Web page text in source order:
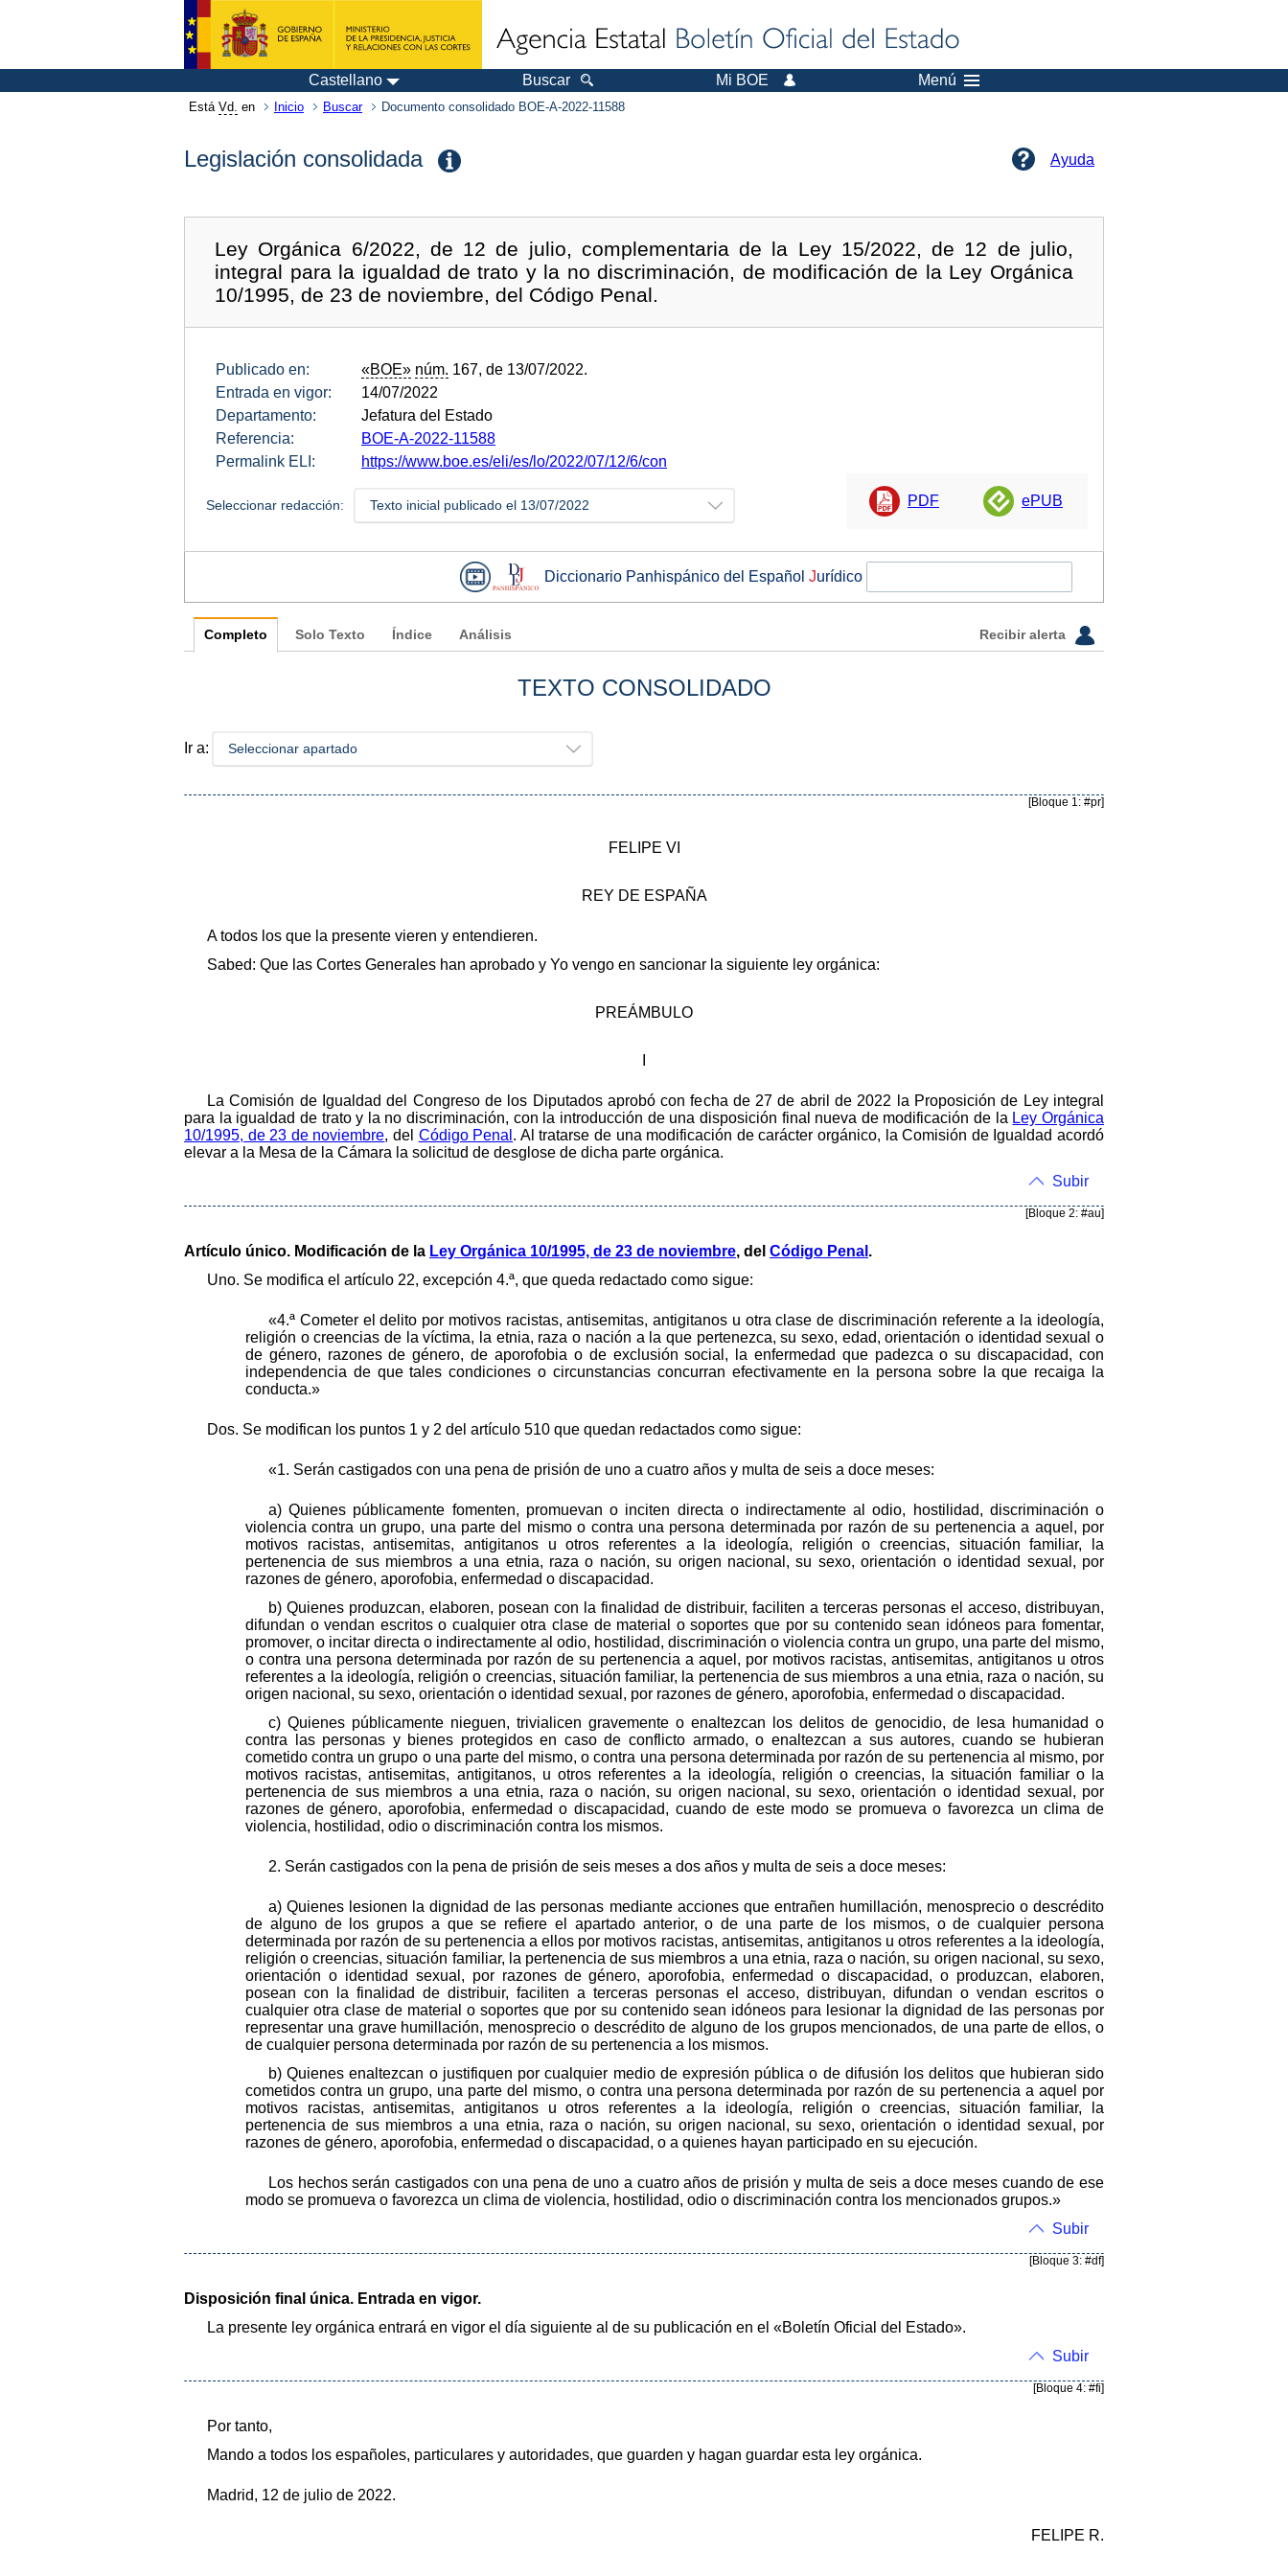
Castellano Buscar Mi BOE Menú
Está Vd. en Inicio Buscar Documento consolidado BOE-A-2022-11588
Legislación consolidada Ayuda
Ley Orgánica 6/2022, de 12 de julio, complementaria de la Ley 15/2022, de 12 de julio,
integral para la igualdad de trato y la no discriminación, de modificación de la Ley Orgánica
10/1995, de 23 de noviembre, del Código Penal.
Publicado en: «BOE» núm. 167, de 13/07/2022.
Entrada en vigor:
14/07/2022
Departamento:
Jefatura del Estado
Referencia:
BOE-A-2022-11588
Permalink ELI:
https://www.boe.es/eli/es/lo/2022/07/12/6/con
Seleccionar redacción: Texto inicial publicado el 13/07/2022 PDF ePUB
Diccionario Panhispánico del Español Jurídico
Completo Solo Texto Índice Análisis Recibir alerta
TEXTO CONSOLIDADO
Ir a: Seleccionar apartado
[Bloque 1: #pr]
FELIPE VI
REY DE ESPAÑA
A todos los que la presente vieren y entendieren.
Sabed: Que las Cortes Generales han aprobado y Yo vengo en sancionar la siguiente ley orgánica:
PREÁMBULO
La Comisión de Igualdad del Congreso de los Diputados aprobó con fecha de 27 de abril de 2022 la Proposición de Ley integral
para la igualdad de trato y la no discriminación, con la introducción de una disposición final nueva de modificación de la Ley Orgánica
10/1995, de 23 de noviembre, del Código Penal . Al tratarse de una modificación de carácter orgánico, la Comisión de Igualdad acordó
elevar a la Mesa de la Cámara la solicitud de desglose de dicha parte orgánica.
Subir
[Bloque 2: #au]
Artículo único. Modificación de la Ley Orgánica 10/1995, de 23 de noviembre, del Código Penal .
Uno. Se modifica el artículo 22, excepción 4.ª, que queda redactado como sigue:
«4.ª Cometer el delito por motivos racistas, antisemitas, antigitanos u otra clase de discriminación referente a la ideología,
religión o creencias de la víctima, la etnia, raza o nación a la que pertenezca, su sexo, edad, orientación o identidad sexual o
de género, razones de género, de aporofobia o de exclusión social, la enfermedad que padezca o su discapacidad, con
independencia de que tales condiciones o circunstancias concurran efectivamente en la persona sobre la que recaiga la
conducta.»
Dos. Se modifican los puntos 1 y 2 del artículo 510 que quedan redactados como sigue:
«1. Serán castigados con una pena de prisión de uno a cuatro años y multa de seis a doce meses:
a) Quienes públicamente fomenten, promuevan o inciten directa o indirectamente al odio, hostilidad, discriminación o
violencia contra un grupo, una parte del mismo o contra una persona determinada por razón de su pertenencia a aquel, por
motivos racistas, antisemitas, antigitanos u otros referentes a la ideología, religión o creencias, situación familiar, la
pertenencia de sus miembros a una etnia, raza o nación, su origen nacional, su sexo, orientación o identidad sexual, por
razones de género, aporofobia, enfermedad o discapacidad.
b) Quienes produzcan, elaboren, posean con la finalidad de distribuir, faciliten a terceras personas el acceso, distribuyan,
difundan o vendan escritos o cualquier otra clase de material o soportes que por su contenido sean idóneos para fomentar,
promover, o incitar directa o indirectamente al odio, hostilidad, discriminación o violencia contra un grupo, una parte del mismo,
o contra una persona determinada por razón de su pertenencia a aquel, por motivos racistas, antisemitas, antigitanos u otros
referentes a la ideología, religión o creencias, situación familiar, la pertenencia de sus miembros a una etnia, raza o nación, su
origen nacional, su sexo, orientación o identidad sexual, por razones de género, aporofobia, enfermedad o discapacidad.
c) Quienes públicamente nieguen, trivialicen gravemente o enaltezcan los delitos de genocidio, de lesa humanidad o
contra las personas y bienes protegidos en caso de conflicto armado, o enaltezcan a sus autores, cuando se hubieran
cometido contra un grupo o una parte del mismo, o contra una persona determinada por razón de su pertenencia al mismo, por
motivos racistas, antisemitas, antigitanos, u otros referentes a la ideología, religión o creencias, la situación familiar o la
pertenencia de sus miembros a una etnia, raza o nación, su origen nacional, su sexo, orientación o identidad sexual, por
razones de género, aporofobia, enfermedad o discapacidad, cuando de este modo se promueva o favorezca un clima de
violencia, hostilidad, odio o discriminación contra los mismos.
2. Serán castigados con la pena de prisión de seis meses a dos años y multa de seis a doce meses:
a) Quienes lesionen la dignidad de las personas mediante acciones que entrañen humillación, menosprecio o descrédito
de alguno de los grupos a que se refiere el apartado anterior, o de una parte de los mismos, o de cualquier persona
determinada por razón de su pertenencia a ellos por motivos racistas, antisemitas, antigitanos u otros referentes a la ideología,
religión o creencias, situación familiar, la pertenencia de sus miembros a una etnia, raza o nación, su origen nacional, su sexo,
orientación o identidad sexual, por razones de género, aporofobia, enfermedad o discapacidad, o produzcan, elaboren,
posean con la finalidad de distribuir, faciliten a terceras personas el acceso, distribuyan, difundan o vendan escritos o
cualquier otra clase de material o soportes que por su contenido sean idóneos para lesionar la dignidad de las personas por
representar una grave humillación, menosprecio o descrédito de alguno de los grupos mencionados, de una parte de ellos, o
de cualquier persona determinada por razón de su pertenencia a los mismos.
b) Quienes enaltezcan o justifiquen por cualquier medio de expresión pública o de difusión los delitos que hubieran sido
cometidos contra un grupo, una parte del mismo, o contra una persona determinada por razón de su pertenencia a aquel por
motivos racistas, antisemitas, antigitanos u otros referentes a la ideología, religión o creencias, situación familiar, la
pertenencia de sus miembros a una etnia, raza o nación, su origen nacional, su sexo, orientación o identidad sexual, por
razones de género, aporofobia, enfermedad o discapacidad, o a quienes hayan participado en su ejecución.
Los hechos serán castigados con una pena de uno a cuatro años de prisión y multa de seis a doce meses cuando de ese
modo se promueva o favorezca un clima de violencia, hostilidad, odio o discriminación contra los mencionados grupos.»
Subir
[Bloque 3: #df]
Disposición final única. Entrada en vigor.
La presente ley orgánica entrará en vigor el día siguiente al de su publicación en el «Boletín Oficial del Estado».
Subir
[Bloque 4: #fi]
Por tanto,
Mando a todos los españoles, particulares y autoridades, que guarden y hagan guardar esta ley orgánica.
Madrid, 12 de julio de 2022.
FELIPE R.